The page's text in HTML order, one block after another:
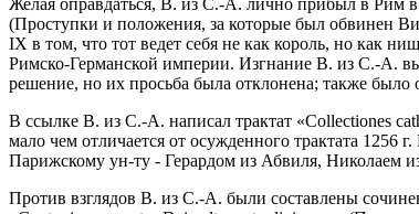
(Проступки и положения, за которые был обвинен
IX в том, что тот ведет себя не как король, но как
Римско-Германской империи. Изгнание В. из С.-А.
решение, но их просьба была отклонена; также было
В ссылке В. из С.-А. написал трактат «Collectiones
мало чем отличается от осужденного трактата
Парижскому ун-ту - Герардом из Абвиля, Николаем
Против взглядов В. из С.-А. были составлены